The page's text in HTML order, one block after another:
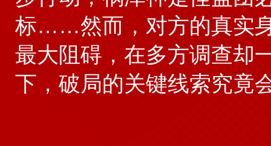
标……然而，对方的真实
最大阻碍，在多方调查却
下，破局的关键线索究竟